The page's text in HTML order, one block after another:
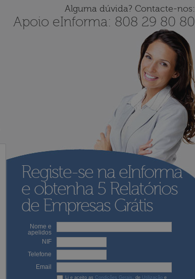
Alguma dúvida? Contacte-nos:
Apoio eInforma: 808 29 80 80
Registe-se na eInforma
e obtenha5 Relatórios
de Empresas Grátis
Nome e
apelidos
NIF
Telefone
Email
Li e aceito as Condições Gerais , de Utilização e